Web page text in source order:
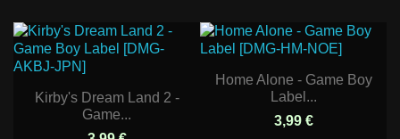
Kirby's Dream Land 2 -
Game...
Home Alone - Game Boy
Label...
3,99 €